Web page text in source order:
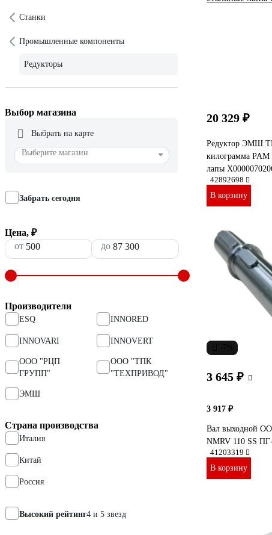
Станки
Промышленные компоненты
Редукторы
Выбор магазина
Выбрать на карте
Выберите магазин
Забрать сегодня
Цена, ₽
от
до
Производители
ESQ INNORED
INNOVARI INNOVERT
ООО "РЦП
ГРУПП"
ООО "ТПК
"ТЕХПРИВОД"
ЭМШ
Страна производства
Италия
Китай
Россия
Высокий рейтинг4 и 5 звезд
20 329 ₽
Редуктор ЭМШ
килограмма PAM
лапы
42892698
В корзину
3 645 ₽
3 917 ₽
Вал выходной
NMRV 110 SS
41203319
В корзину